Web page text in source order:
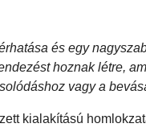
és egy
hoznak létre,
vagy a
kialakítású